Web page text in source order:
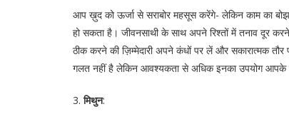
आप ख़ुद को ऊर्जा से सराबोर महसूस करेंगे- लेकिन काम का
हो सकता है। जीवनसाथी के साथ अपने रिश्तों में तनाव दूर
ठीक करने की ज़िम्मेदारी अपने कंधों पर लें और सकारात्मक
गलत नहीं है लेकिन आवश्यकता से अधिक इनका उपयोग आपके
3.मिथुन: